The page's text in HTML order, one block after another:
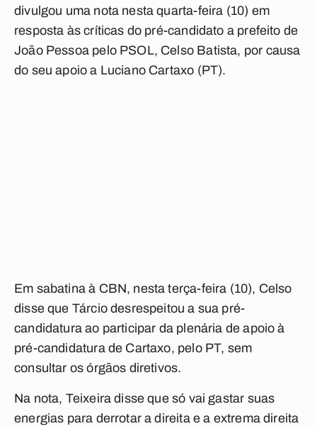
divulgou uma nota nesta quarta-feira (10) em
resposta às críticas do pré-candidato a prefeito de
João Pessoa pelo PSOL, Celso Batista, por causa
do seu apoio a Luciano Cartaxo (PT).
Em sabatina à CBN, nesta terça-feira (10), Celso
disse que Tárcio desrespeitou a sua pré-
candidatura ao participar da plenária de apoio à
pré-candidatura de Cartaxo, pelo PT, sem
consultar os órgãos diretivos.
Na nota, Teixeira disse que só vai gastar suas
energias para derrotar a direita e a extrema direita